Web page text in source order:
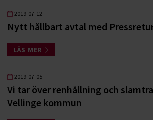
2019-07-12
Nytt hållbart avtal med
LÄS MER
2019-07-05
Vi tar över renhållning och
Vellinge kommun